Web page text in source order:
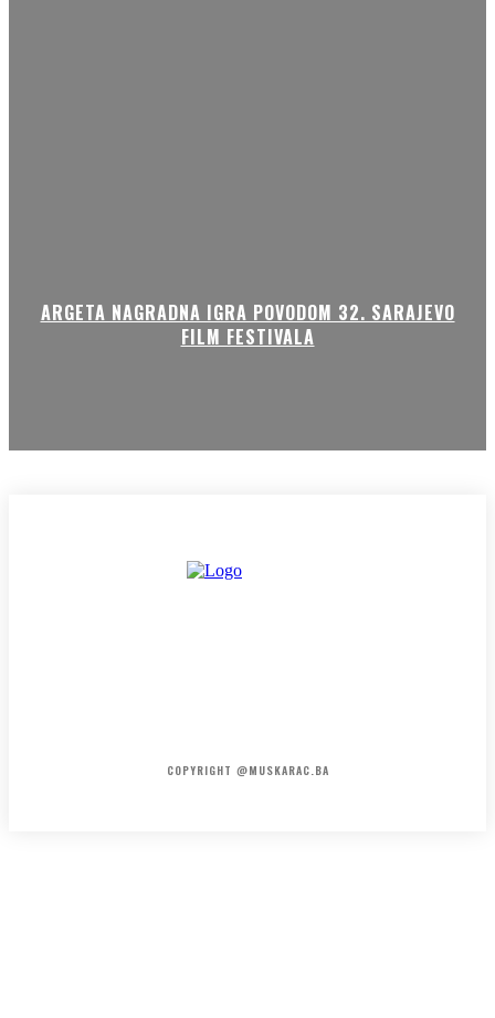
ARGETA NAGRADNA IGRA POVODOM 32. SARAJEVO
FILM FESTIVALA
COPYRIGHT @MUSKARAC.BA